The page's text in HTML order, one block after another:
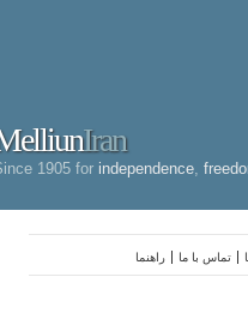
Iran
1905 for independence
راهنما تماس با ما